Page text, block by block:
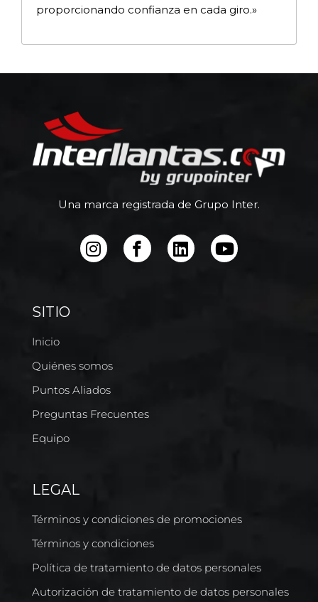
proporcionando confianza en cada giro.»
Una marca registrada de Grupo Inter.
SITIO
Inicio
Quiénes somos
Puntos Aliados
Preguntas Frecuentes
Equipo
LEGAL
Términos y condiciones de promociones
Términos y condiciones
Política de tratamiento de datos personales
Autorización de tratamiento de datos personales